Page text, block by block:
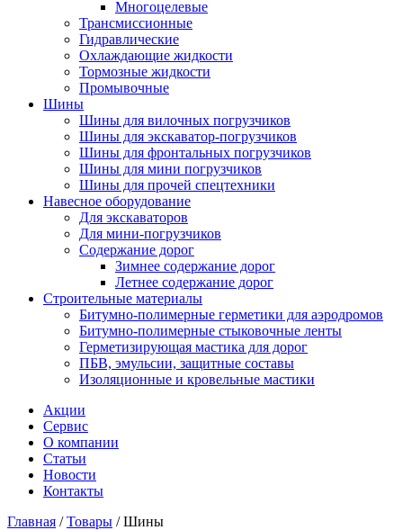
Многоцелевые
Трансмиссионные
Гидравлические
Охлаждающие жидкости
Тормозные жидкости
Промывочные
Шины
Шины для вилочных погрузчиков
Шины для экскаватор-погрузчиков
Шины для фронтальных погрузчиков
Шины для мини погрузчиков
Шины для прочей спецтехники
Навесное оборудование
Для экскаваторов
Для мини-погрузчиков
Содержание дорог
Зимнее содержание дорог
Летнее содержание дорог
Строительные материалы
Битумно-полимерные герметики для аэродромов
Битумно-полимерные стыковочные ленты
Герметизирующая мастика для дорог
ПБВ, эмульсии, защитные составы
Изоляционные и кровельные мастики
Акции
Сервис
О компании
Статьи
Новости
Контакты
Главная /Товары /Шины